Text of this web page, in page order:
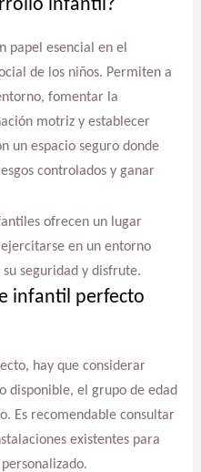
infantil?
papel esencial en el
de los niños. Permiten a
fomentar la
motriz y establecer
un espacio seguro donde
controlados y ganar
ofrecen un lugar
en un entorno
seguridad y disfrute.
infantil perfecto
hay que considerar
disponible, el grupo de edad
Es recomendable consultar
existentes para